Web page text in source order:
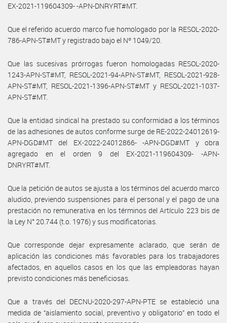
EX-2021-119604309- -APN-DNRYRT#MT.
Que el referido acuerdo marco fue homologado por la RESOL-2020-
786-APN-ST#MT y registrado bajo el Nº 1049/20.
Que las sucesivas prórrogas fueron homologadas RESOL-2020-
1243-APN-ST#MT, RESOL-2021-94-APN-ST#MT, RESOL-2021-928-
APN-ST#MT, RESOL-2021-1396-APN-ST#MT y RESOL-2021-1037-
APN-ST#MT.
Que la entidad sindical ha prestado su conformidad a los términos
de las adhesiones de autos conforme surge de RE-2022-24012619-
APN-DGD#MT del EX-2022-24012866- -APN-DGD#MT y obra
agregado en el orden 9 del EX-2021-119604309- -APN-
DNRYRT#MT.
Que la petición de autos se ajusta a los términos del acuerdo marco
aludido, previendo suspensiones para el personal y el pago de una
prestación no remunerativa en los términos del Artículo 223 bis de
la Ley N° 20.744 (t.o. 1976) y sus modificatorias.
Que corresponde dejar expresamente aclarado, que serán de
aplicación las condiciones más favorables para los trabajadores
afectados, en aquellos casos en los que las empleadoras hayan
previsto condiciones más beneficiosas.
Que a través del DECNU-2020-297-APN-PTE se estableció una
medida de “aislamiento social, preventivo y obligatorio” en todo el